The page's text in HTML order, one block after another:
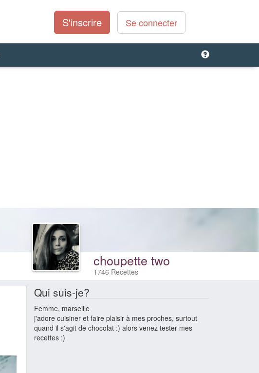
S'inscrire Se connecter
choupette two
1746 Recettes
Qui suis-je?
Femme, marseille
j'adore cuisiner et faire plaisir à mes proches, surtout
quand il s'agit de chocolat :) alors venez tester mes
recettes ;)